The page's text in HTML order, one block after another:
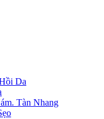
Da
Tàn Nhang